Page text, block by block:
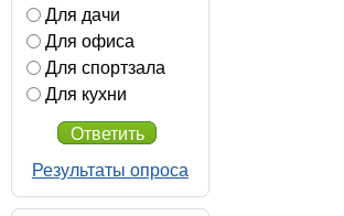
Для дачи
Для офиса
Для спортзала
Для кухни
Ответить
Результаты опроса